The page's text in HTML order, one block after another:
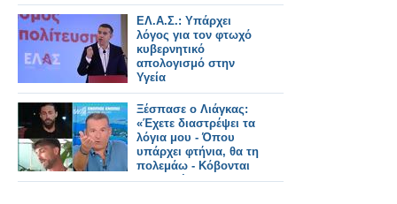
ΕΛ.Α.Σ.: Υπάρχει
λόγος για τον φτωχό
κυβερνητικό
απολογισμό στην
Υγεία
Ξέσπασε ο Λιάγκας:
«Έχετε διαστρέψει τα
λόγια μου - Όπου
υπάρχει φτήνια, θα τη
πολεμάω - Κόβονται
εκπομπές και δεν